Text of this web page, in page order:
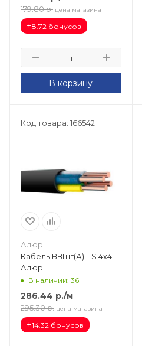
179.80 р. цена магазина
+8.72 бонусов
В корзину
Код товара: 166542
Алюр
Кабель ВВГнг(А)-LS 4х4
Алюр
В наличии: 36
286.44 р./м
295.30 р. цена магазина
+14.32 бонусов